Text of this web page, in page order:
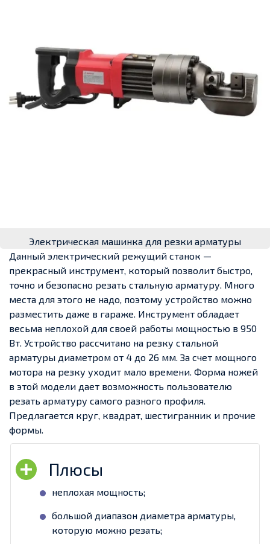
Электрическая машинка для резки арматуры
Данный электрический режущий станок —
прекрасный инструмент, который позволит быстро,
точно и безопасно резать стальную арматуру. Много
места для этого не надо, поэтому устройство можно
разместить даже в гараже. Инструмент обладает
весьма неплохой для своей работы мощностью в 950
Вт. Устройство рассчитано на резку стальной
арматуры диаметром от 4 до 26 мм. За счет мощного
мотора на резку уходит мало времени. Форма ножей
в этой модели дает возможность пользователю
резать арматуру самого разного профиля.
Предлагается круг, квадрат, шестигранник и прочие
формы.
неплохая мощность;
большой диапазон диаметра арматуры,
которую можно резать;